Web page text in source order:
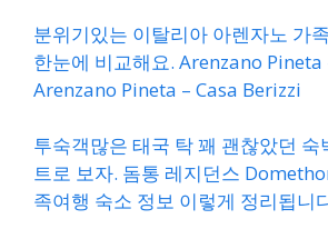
분위기있는 이탈리아 아렌자노 가
한눈에 비교해요. Arenzano Pineta
Arenzano Pineta – Casa Berizzi
투숙객많은 태국 탁 꽤 괜찮았던 숙
트로 보자. 돔통 레지던스
족여행 숙소 정보 이렇게 정리됩니